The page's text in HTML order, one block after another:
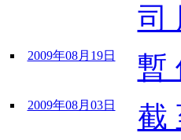
司
2009年08月19日 暫
2009年08月03日
截